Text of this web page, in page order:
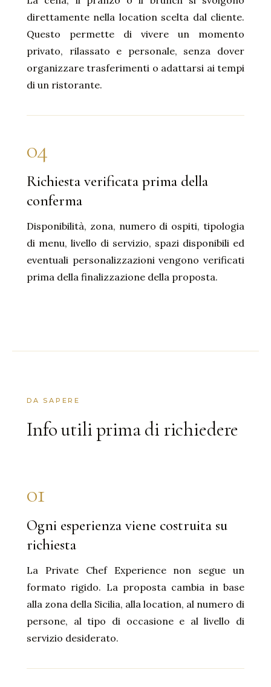
direttamente nella location scelta dal cliente.
Questo permette di vivere un momento
privato, rilassato e personale, senza dover
organizzare trasferimenti o adattarsi ai tempi
di un ristorante.
04
Richiesta verificata prima della
conferma
Disponibilità, zona, numero di ospiti, tipologia
di menu, livello di servizio, spazi disponibili ed
eventuali personalizzazioni vengono verificati
prima della finalizzazione della proposta.
DA SAPERE
Info utili prima di richiedere
01
Ogni esperienza viene costruita su
richiesta
La Private Chef Experience non segue un
formato rigido. La proposta cambia in base
alla zona della Sicilia, alla location, al numero di
persone, al tipo di occasione e al livello di
servizio desiderato.